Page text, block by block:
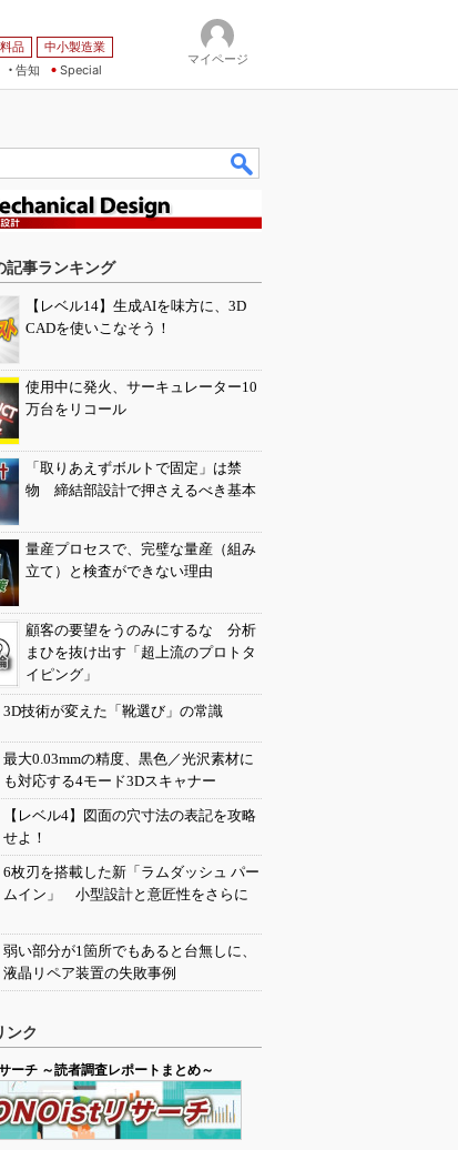
品
中小製造業
告知 Special
マイページ
記事ランキング
【レベル14】生成AIを味方に、3D
CADを使いこなそう！
使用中に発火、サーキュレーター10
万台をリコール
「取りあえずボルトで固定」は禁
物 締結部設計で押さえるべき基本
量産プロセスで、完璧な量産（組み
立て）と検査ができない理由
顧客の要望をうのみにするな 分析
まひを抜け出す「超上流のプロトタ
イピング」
3D技術が変えた「靴選び」の常識
最大0.03mmの精度、黒色／光沢素材に
も対応する4モード3Dスキャナー
【レベル4】図面の穴寸法の表記を攻略
せよ！
6枚刃を搭載した新「ラムダッシュ パー
ムイン」 小型設計と意匠性をさらに
弱い部分が1箇所でもあると台無しに、
液晶リペア装置の失敗事例
ンク
ーチ ～読者調査レポートまとめ～